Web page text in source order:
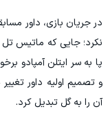
در جریان بازی، داور
نکرد؛ جایی که ماتیس
پا به سر ایتلن آمپادو
و تصمیم اولیه داور
آن را به گل تبدیل کرد.